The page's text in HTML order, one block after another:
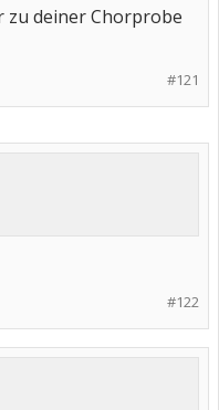
zu deiner Chorprobe
#121
#122